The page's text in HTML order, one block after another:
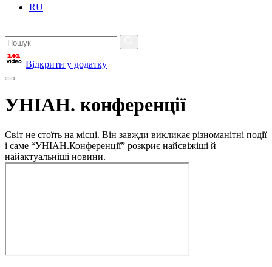
RU
Відкрити у додатку
УНІАН. конференції
Світ не стоїть на місці. Він завжди викликає різноманітні події
і саме “УНІАН.Конференції” розкриє найсвіжіші й
найактуальніші новини.